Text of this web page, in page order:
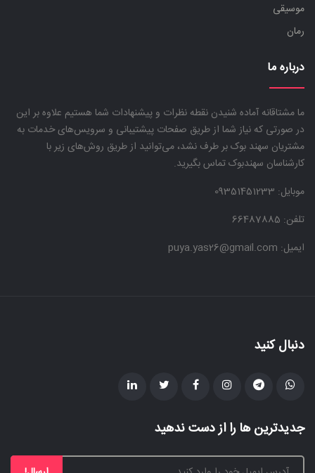
موسیقی
رمان
درباره ما
ما مشتاقانه آماده شنیدن نقطه نظرات و پیشنهادات شما هستیم علاوه بر این
در صورتی که نیاز شما از طریق صفحات پیشتیبانی و سرویس‌های خدمات به
مشتریان سهند بوک بر طرف نشد، می‌توانید از طریق روش‌های زیر با
کارشناسان سهندبوک تماس بگیرید.
موبایل:
تلفن: 66487885
ایمیل: puya.yas26@gmail.com
دنبال کنید
جدیدترین ها را از دست ندهید